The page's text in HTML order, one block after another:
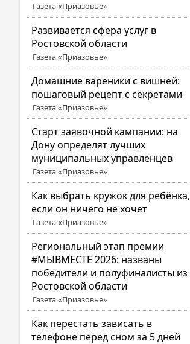
Газета «Приазовье»
Развивается сфера услуг в
Ростовской области
Газета «Приазовье»
Домашние вареники с вишней:
пошаговый рецепт с секретами
Газета «Приазовье»
Старт заявочной кампании: на
Дону определят лучших
муниципальных управленцев
Газета «Приазовье»
Как выбрать кружок для ребёнка,
если он ничего не хочет
Газета «Приазовье»
Региональный этап премии
#МЫВМЕСТЕ 2026: названы
победители и полуфиналисты из
Ростовской области
Газета «Приазовье»
Как перестать зависать в
телефоне перед сном за 5 дней